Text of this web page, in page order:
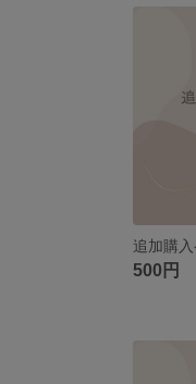
追加購
500円